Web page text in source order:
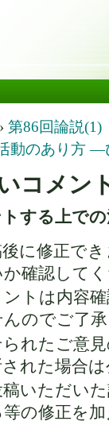
に
移
› 第86回論説
動のあり方
コメン
する上で
後に修正で
か確認して
ントは内容
んのでご了
れたご意
された場合
稿いただい
等の修正を